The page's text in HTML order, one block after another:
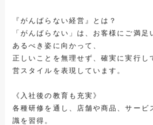
『がんばらない経営』とは？
「がんばらない」は、お客様にご満足
あるべき姿に向かって、
正しいことを無理せず、確実に実行し
営スタイルを表現しています。
《入社後の教育も充実》
各種研修を通し、店舗や商品、サービ
識を習得。